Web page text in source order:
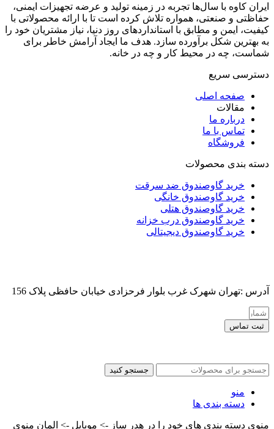
ایران کاوه با سال‌ها تجربه در زمینه تولید و عرضه تجهیزات ایمنی،
حفاظتی و صنعتی، همواره تلاش کرده است تا با ارائه محصولاتی با
کیفیت، ایمن و مطابق با استانداردهای روز دنیا، نیاز مشتریان خود را
به بهترین شکل برآورده سازد. هدف ما ایجاد آرامش خاطر برای
شماست، چه در محیط کار و چه در خانه.
دسترسی سریع
صفحه اصلی
مقالات
درباره ما
تماس با ما
فروشگاه
دسته بندی محصولات
خرید گاوصندوق ضد سرقت
خرید گاوصندوق خانگی
خرید گاوصندوق هتلی
خرید گاوصندوق درب خزانه
خرید گاوصندوق دیجیتالی
آدرس :تهران شهرک غرب بلوار فرحزادی خیابان حافظی پلاک 156
ثبت تماس
جستجو کنید
منو
دسته بندی ها
منوی دسته بندی های خود را در هدر ساز -> موبایل -> المان منوی